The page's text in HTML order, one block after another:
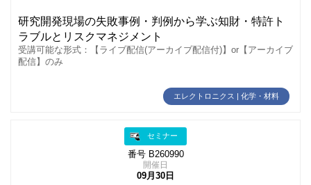
研究開発現場の失敗事例・判例から学ぶ知財・特許ト
ラブルとリスクマネジメント
受講可能な形式：【ライブ配信(アーカイブ配信付)】or【アーカイブ
配信】のみ
エレクトロニクス | 化学・材料
セミナー
番号 B260990
開催日
09月30日